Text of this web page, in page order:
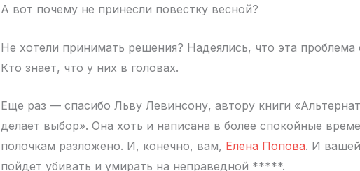
А вот почему не принесли повестку весной?
Не хотели принимать решения? Надеялись, что эта проблема
Кто знает, что у них в головах.
Еще раз — спасибо Льву Левинсону, автору книги
делает выбор». Она хоть и написана в более спокойные
полочкам разложено. И, конечно, вам, Елена Попова. И
пойдет убивать и умирать на неправедной *****.